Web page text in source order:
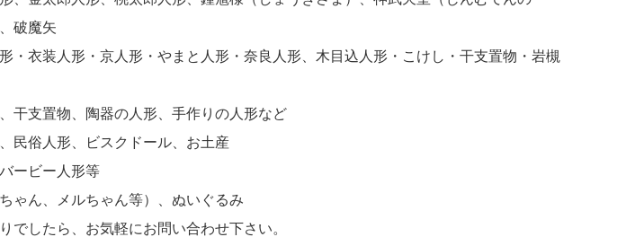
破魔矢
・衣装人形・京人形・やまと人形・奈良人形、木目込人形・こけし・干支置物・岩槻
干支置物、陶器の人形、手作りの人形など
民俗人形、ビスクドール、お土産
ービー人形等
ゃん、メルちゃん等）、ぬいぐるみ
でしたら、お気軽にお問い合わせ下さい。